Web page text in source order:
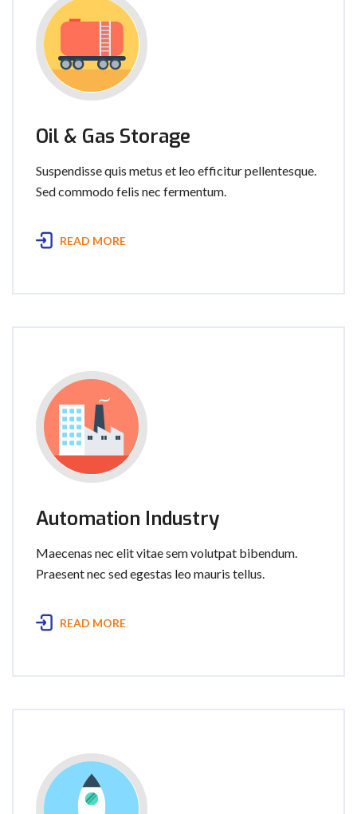
Oil & Gas Storage
Suspendisse quis metus et leo efficitur pellentesque.
Sed commodo felis nec fermentum.
READ MORE
Automation Industry
Maecenas nec elit vitae sem volutpat bibendum.
Praesent nec sed egestas leo mauris tellus.
READ MORE